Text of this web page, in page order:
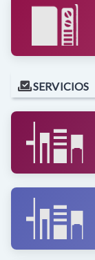
SERVICIOS